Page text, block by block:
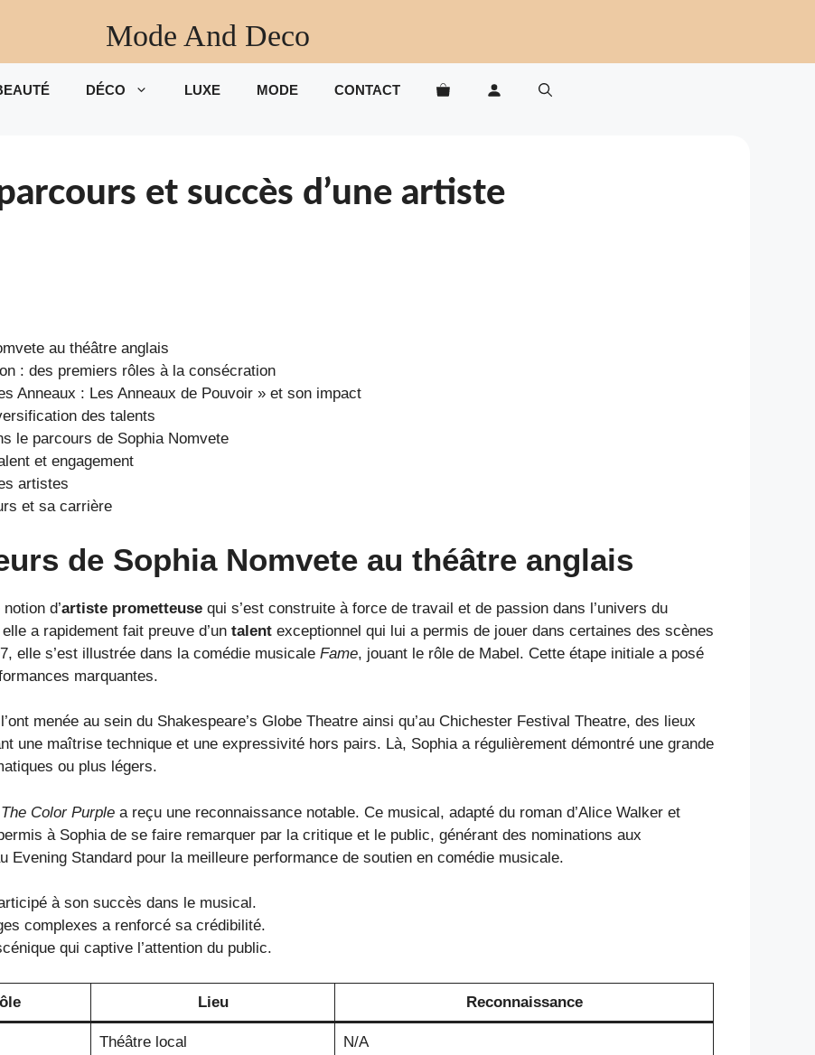
Mode And Deco
DÉCO LUXE MODE CONTACT
et succès d’une artiste
au théâtre anglais
: des premiers rôles à la consécration
Anneaux : Les Anneaux de Pouvoir » et son impact
des talents
le parcours de Sophia Nomvete
et engagement
artistes
et sa carrière
de Sophia Nomvete au théâtre anglais
d’artiste prometteuse qui s’est construite à force de travail et de passion dans l’univers du
a rapidement fait preuve d’un talent exceptionnel qui lui a permis de jouer dans certaines des scènes
elle s’est illustrée dans la comédie musicale Fame, jouant le rôle de Mabel. Cette étape initiale a posé
marquantes.
menée au sein du Shakespeare’s Globe Theatre ainsi qu’au Chichester Festival Theatre, des lieux
une maîtrise technique et une expressivité hors pairs. Là, Sophia a régulièrement démontré une grande
ou plus légers.
The Color Purple a reçu une reconnaissance notable. Ce musical, adapté du roman d’Alice Walker et
à Sophia de se faire remarquer par la critique et le public, générant des nominations aux
Evening Standard pour la meilleure performance de soutien en comédie musicale.
à son succès dans le musical.
complexes a renforcé sa crédibilité.
qui captive l’attention du public.
Lieu Reconnaissance
Théâtre local N/A